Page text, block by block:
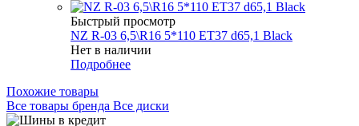
Быстрый просмотр
NZ R-03 6,5\R16 5*110 ET37 d65,1 Black
Нет в наличии
Подробнее
Похожие товары
Все товары бренда Все диски